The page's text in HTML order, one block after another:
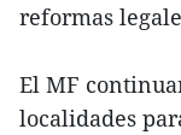
reformas
El MF
localidades